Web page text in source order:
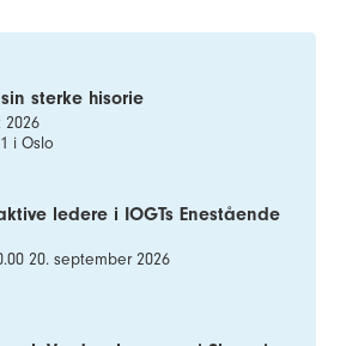
sterke hisorie
2026
i Oslo
ledere i IOGTs Enestående
20. september 2026